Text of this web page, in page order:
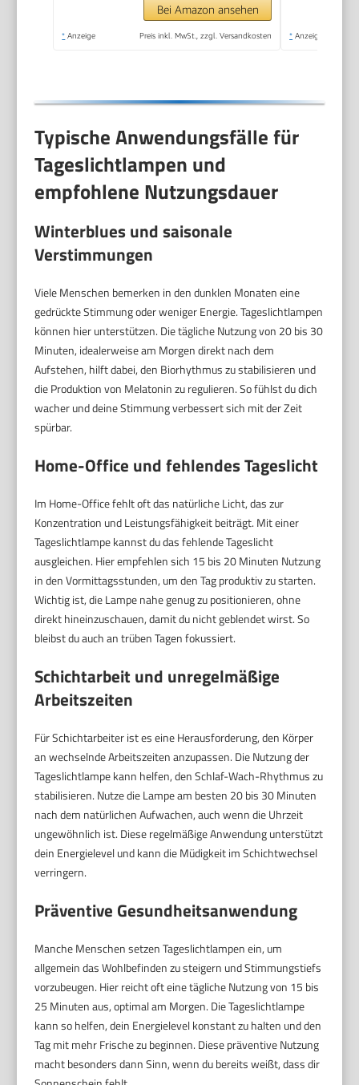
Farbtemperaturen 5
Helligkeitsstufen
Bei Amazon ansehen
* Anzeige Preis inkl. MwSt., zzgl. Versandkosten * Anzeige
Typische Anwendungsfälle für
Tageslichtlampen und
empfohlene Nutzungsdauer
Winterblues und saisonale
Verstimmungen
Viele Menschen bemerken in den dunklen Monaten eine
gedrückte Stimmung oder weniger Energie. Tageslichtlampen
können hier unterstützen. Die tägliche Nutzung von 20 bis 30
Minuten, idealerweise am Morgen direkt nach dem
Aufstehen, hilft dabei, den Biorhythmus zu stabilisieren und
die Produktion von Melatonin zu regulieren. So fühlst du dich
wacher und deine Stimmung verbessert sich mit der Zeit
spürbar.
Home-Office und fehlendes Tageslicht
Im Home-Office fehlt oft das natürliche Licht, das zur
Konzentration und Leistungsfähigkeit beiträgt. Mit einer
Tageslichtlampe kannst du das fehlende Tageslicht
ausgleichen. Hier empfehlen sich 15 bis 20 Minuten Nutzung
in den Vormittagsstunden, um den Tag produktiv zu starten.
Wichtig ist, die Lampe nahe genug zu positionieren, ohne
direkt hineinzuschauen, damit du nicht geblendet wirst. So
bleibst du auch an trüben Tagen fokussiert.
Schichtarbeit und unregelmäßige
Arbeitszeiten
Für Schichtarbeiter ist es eine Herausforderung, den Körper
an wechselnde Arbeitszeiten anzupassen. Die Nutzung der
Tageslichtlampe kann helfen, den Schlaf-Wach-Rhythmus zu
stabilisieren. Nutze die Lampe am besten 20 bis 30 Minuten
nach dem natürlichen Aufwachen, auch wenn die Uhrzeit
ungewöhnlich ist. Diese regelmäßige Anwendung unterstützt
dein Energielevel und kann die Müdigkeit im Schichtwechsel
verringern.
Präventive Gesundheitsanwendung
Manche Menschen setzen Tageslichtlampen ein, um
allgemein das Wohlbefinden zu steigern und Stimmungstiefs
vorzubeugen. Hier reicht oft eine tägliche Nutzung von 15 bis
25 Minuten aus, optimal am Morgen. Die Tageslichtlampe
kann so helfen, dein Energielevel konstant zu halten und den
Tag mit mehr Frische zu beginnen. Diese präventive Nutzung
macht besonders dann Sinn, wenn du bereits weißt, dass dir